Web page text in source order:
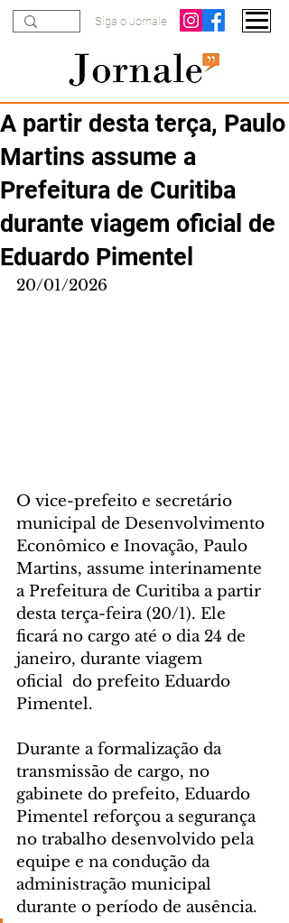
Siga o Jornale
A partir desta terça, Paulo
Martins assume a
Prefeitura de Curitiba
durante viagem oficial de
Eduardo Pimentel
20/01/2026
O vice-prefeito e secretário
municipal de Desenvolvimento
Econômico e Inovação, Paulo
Martins, assume interinamente
a Prefeitura de Curitiba a partir
desta terça-feira (20/1). Ele
ficará no cargo até o dia 24 de
janeiro, durante viagem
oficial  do prefeito Eduardo
Pimentel.
Durante a formalização da
transmissão de cargo, no
gabinete do prefeito, Eduardo
Pimentel reforçou a segurança
no trabalho desenvolvido pela
equipe e na condução da
administração municipal
durante o período de ausência.